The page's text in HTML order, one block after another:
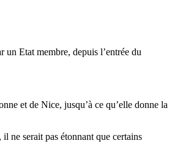
un Etat membre, depuis l’entrée du
et de Nice, jusqu’à ce qu’elle donne la
ne serait pas étonnant que certains